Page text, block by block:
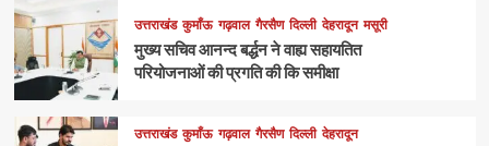
उत्तराखंड कुमाँऊ गढ़वाल गैरसैण दिल्ली देहरादून मसूरी
मुख्य सचिव आनन्द बर्द्धन ने वाह्य सहायतित
परियोजनाओं की प्रगति की कि समीक्षा
उत्तराखंड कुमाँऊ गढ़वाल गैरसैण दिल्ली देहरादून